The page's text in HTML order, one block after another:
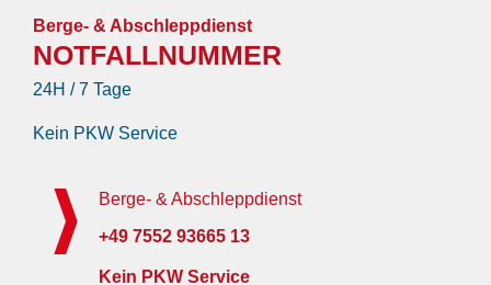
Berge- & Abschleppdienst
NOTFALLNUMMER
24H / 7 Tage
Kein PKW Service
Berge- & Abschleppdienst
+49 7552 93665 13
Kein PKW Service